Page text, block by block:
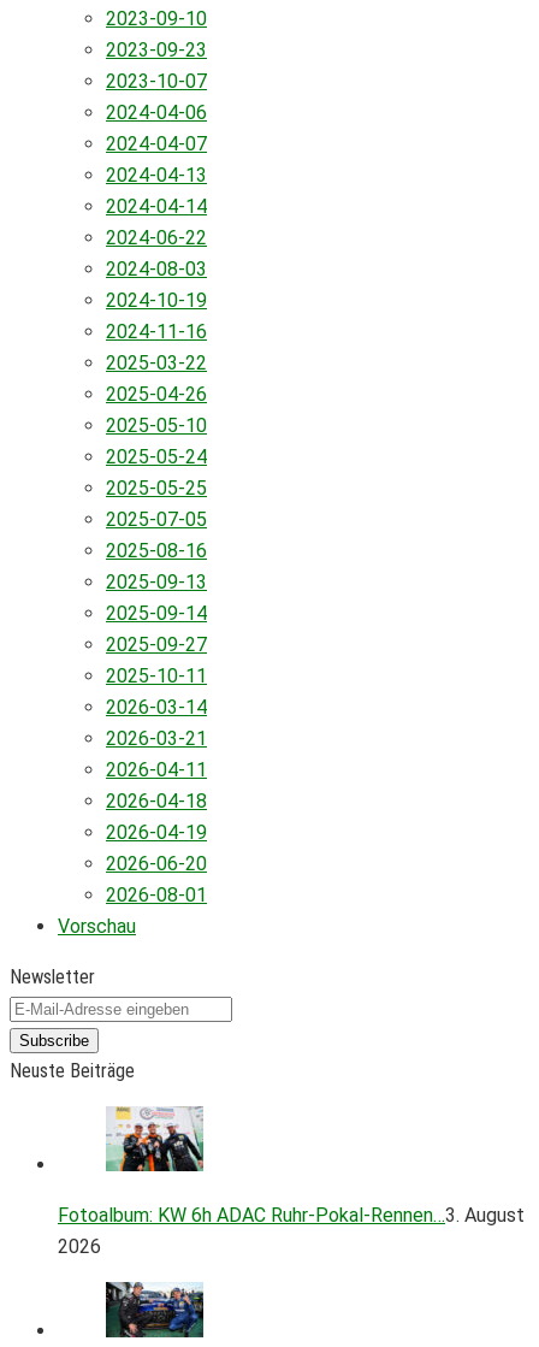
2023-09-10
2023-09-23
2023-10-07
2024-04-06
2024-04-07
2024-04-13
2024-04-14
2024-06-22
2024-08-03
2024-10-19
2024-11-16
2025-03-22
2025-04-26
2025-05-10
2025-05-24
2025-05-25
2025-07-05
2025-08-16
2025-09-13
2025-09-14
2025-09-27
2025-10-11
2026-03-14
2026-03-21
2026-04-11
2026-04-18
2026-04-19
2026-06-20
2026-08-01
Vorschau
Newsletter
Subscribe
Neuste Beiträge
Fotoalbum: KW 6h ADAC Ruhr-Pokal-Rennen…3. August
2026